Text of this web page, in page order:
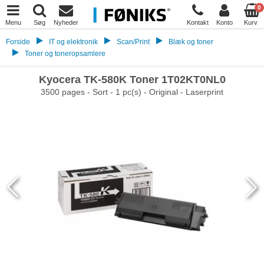
Menu Søg Nyheder Kontakt Konto
0
Kurv
Forside IT og elektronik Scan/Print
Blæk og toner
Toner og toneropsamlere
Kyocera TK-580K Toner 1T02KT0NL0
3500 pages - Sort - 1 pc(s) - Original - Laserprint